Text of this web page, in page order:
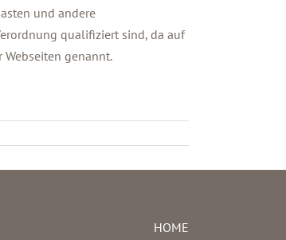
und andere
qualifiziert sind, da auf
genannt.
HOME